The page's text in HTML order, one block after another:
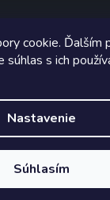
cookie. Ďalším
s ich
Nastavenie
Súhlasím
Stuhy. Všetky
Shoptet
Shoptetak.cz.
Vytvoril Shoptet